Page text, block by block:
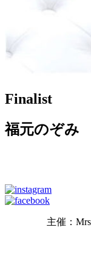
Finalist
福元のぞみ
主催：